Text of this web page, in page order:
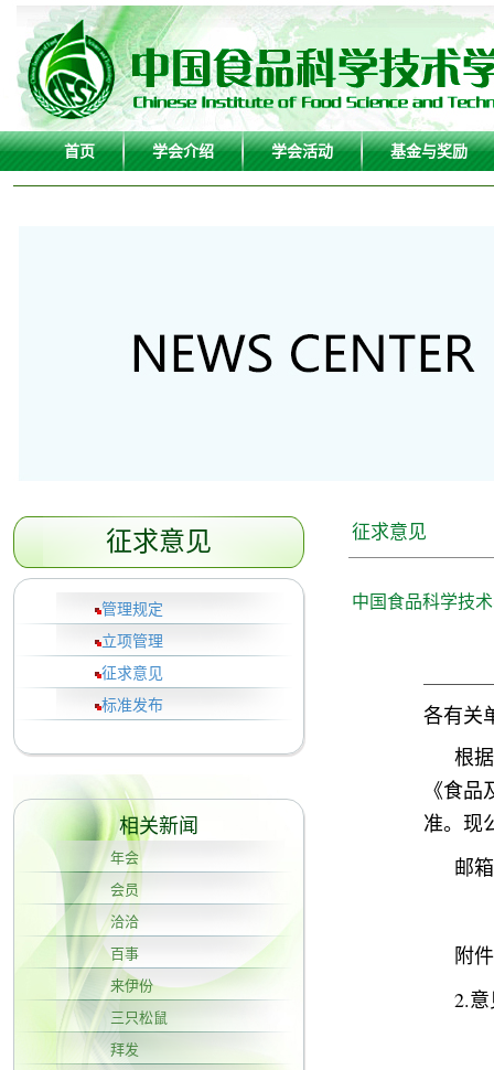
首页 学会介绍 学会活动 基金与奖励
征求意见
管理规定
立项管理
征求意见
标准发布
相关新闻
年会
会员
洽洽
百事
来伊份
三只松鼠
拜发
征求意见
中国食品科学技
各有关
根
《食
准。现
邮
附
2.